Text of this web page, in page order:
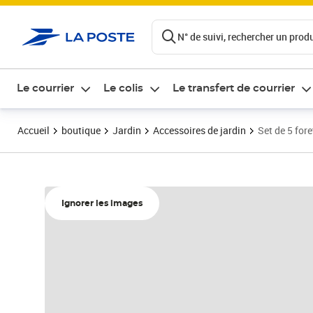
N° de suivi, rechercher un
Le courrier Le colis Le transfert de courrier
Accueil boutique Jardin Accessoires de jardin Set de 5
Ignorer les images